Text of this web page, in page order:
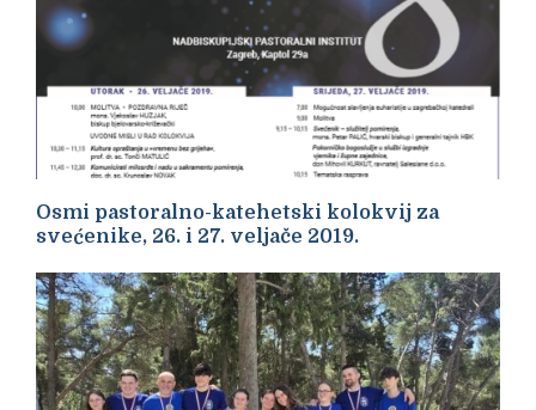
Osmi pastoralno-katehetski kolokvij za
svećenike, 26. i 27. veljače 2019.